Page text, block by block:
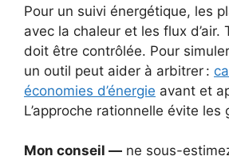
Pour un suivi énergétique, les
avec la chaleur et les flux d’air.
doit être contrôlée. Pour
un outil peut aider à arbitrer :
économies d’énergie avant et
L’approche rationnelle évite les
Mon conseil — ne sous-